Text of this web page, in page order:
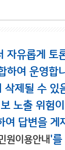
자유롭게 토
하여 운영합
제될 수 있
노출 위험
여 답변을 게
원이용안내'를